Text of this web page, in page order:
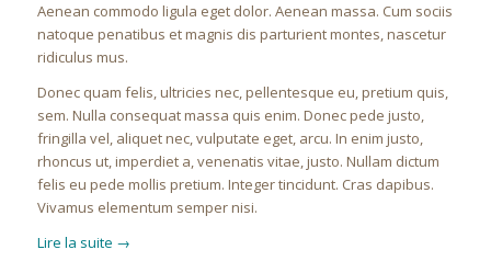
Aenean commodo ligula eget dolor. Aenean massa. Cum sociis
natoque penatibus et magnis dis parturient montes, nascetur
ridiculus mus.
Donec quam felis, ultricies nec, pellentesque eu, pretium quis,
sem. Nulla consequat massa quis enim. Donec pede justo,
fringilla vel, aliquet nec, vulputate eget, arcu. In enim justo,
rhoncus ut, imperdiet a, venenatis vitae, justo. Nullam dictum
felis eu pede mollis pretium. Integer tincidunt. Cras dapibus.
Vivamus elementum semper nisi.
Lire la suite →